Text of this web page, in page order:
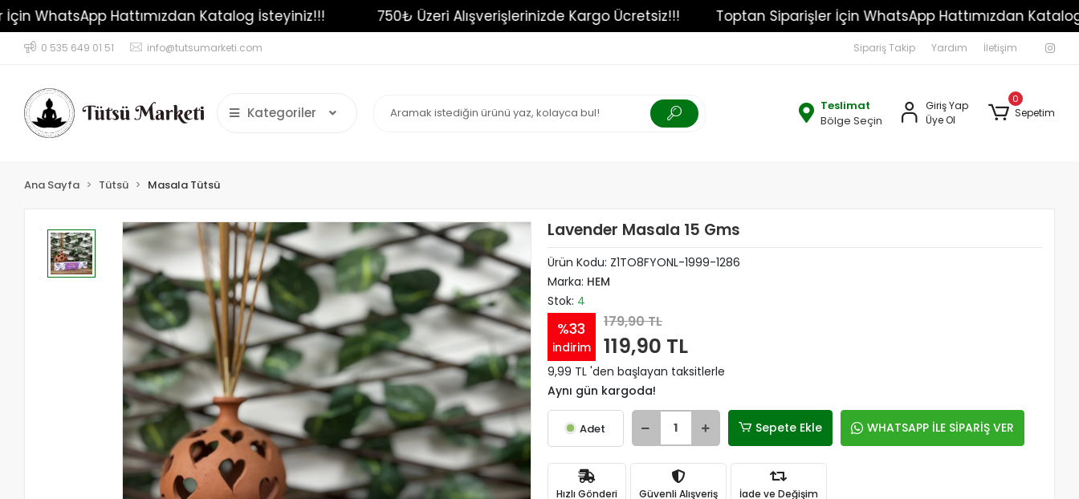
İçin WhatsApp Hattımızdan Katalog İsteyiniz!!! 750₺ Üzeri Alışverişlerinizde Kargo Ücretsiz!!! Toptan Siparişler İçin WhatsApp
0 535 649 01 51 info@tutsumarketi.com Sipariş Takip Yardım İletişim
Kategoriler
Teslimat
Bölge Seçin
Giriş Yap
Üye Ol
0
Sepetim
Ana Sayfa Tütsü Masala Tütsü
Lavender Masala 15 Gms
Ürün Kodu: Z1TO8FYONL-1999-1286
Marka: HEM
Stok: 4
%33
indirim
179,90 TL
119,90 TL
9,99 TL 'den başlayan taksitlerle
Aynı gün kargoda!
Adet Sepete Ekle WHATSAPP İLE SİPARİŞ VER
Hızlı Gönderi Güvenli Alışveriş İade ve Değişim